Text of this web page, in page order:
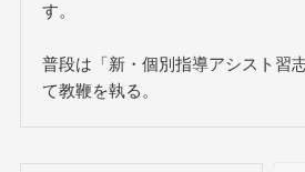
す。
普段は「新・個別指導アシスト習
て教鞭を執る。